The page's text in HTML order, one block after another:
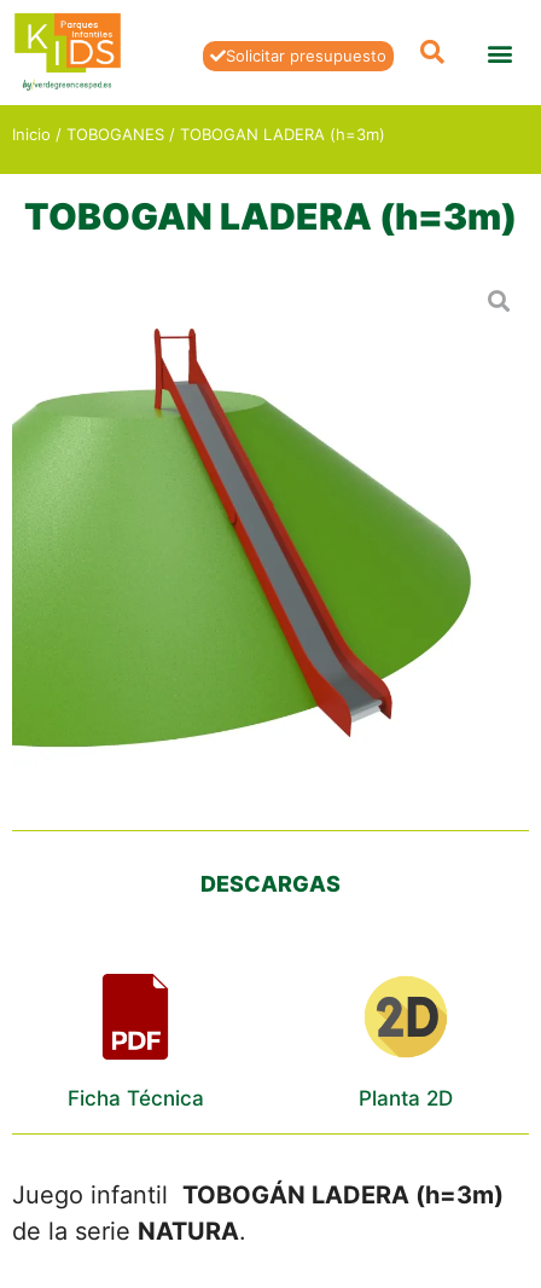
Solicitar presupuesto
Inicio / TOBOGANES / TOBOGAN LADERA (h=3m)
TOBOGAN LADERA (h=3m)
DESCARGAS
Ficha Técnica Planta 2D
Juego infantil TOBOGÁN LADERA (h=3m)
de la serie NATURA.